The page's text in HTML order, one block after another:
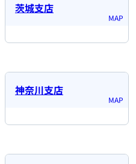
茨城支店
神奈川支店